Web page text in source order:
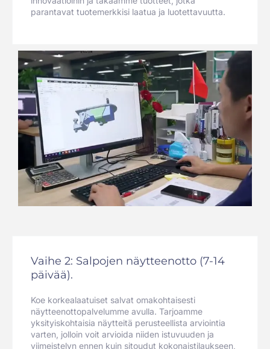
parantavat tuotemerkkisi laatua ja luotettavuutta.
Vaihe 2: Salpojen näytteenotto (7-14
päivää).
Koe korkealaatuiset salvat omakohtaisesti
näytteenottopalvelumme avulla. Tarjoamme
yksityiskohtaisia näytteitä perusteellista arviointia
varten, jolloin voit arvioida niiden istuvuuden ja
viimeistelyn ennen kuin sitoudut kokonaistilaukseen,